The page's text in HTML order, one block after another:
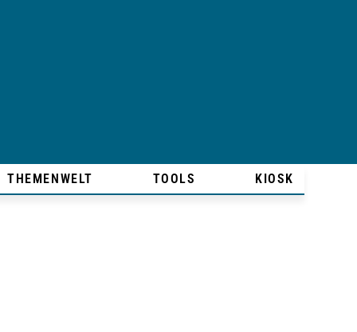
THEMENWELT TOOLS KIOSK